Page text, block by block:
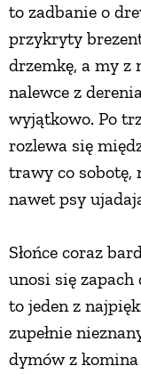
to zadbanie o
przykryty
drzemkę, a my
nalewce z
wyjątkowo. Po
rozlewa się
trawy co sobotę,
nawet psy
Słońce coraz
unosi się
to jeden z
zupełnie
dymów z komina